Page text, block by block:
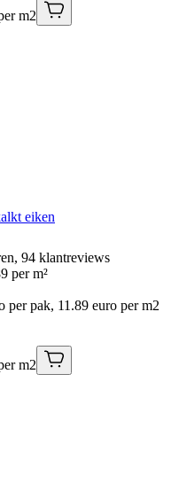
m2
eiken
94 klantreviews
per m²
pak, 11.89 euro per m2
m2